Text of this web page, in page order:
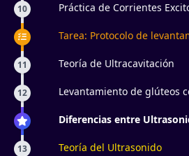
10
Práctica de Corrientes
Tarea: Protocolo de
11 Teoría de Ultracavitación
12
Levantamiento de glúteos
Diferencias entre
13 Teoría del Ultrasonido